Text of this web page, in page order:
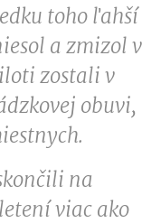
toho ľahší
a zmizol v
zostali v
obuvi,
na
viac ako